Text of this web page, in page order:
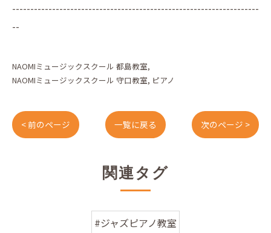
--------------------------------------------------------------------
--
NAOMIミュージックスクール 都島教室
NAOMIミュージックスクール 守口教室 ピアノ
< 前のページ 一覧に戻る 次のページ >
関連タグ
#ジャズピアノ教室